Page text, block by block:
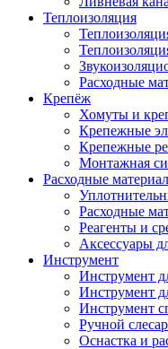
Теплоизоляция
Расходные
Крепёж
Хомуты и
Крепежные
Крепежные
Монтажная
Расходные
Расходные
Реагенты и
Аксессуары
Инструмент
Инструмент
Инструмент
Инструмент
Ручной
Оснастка и